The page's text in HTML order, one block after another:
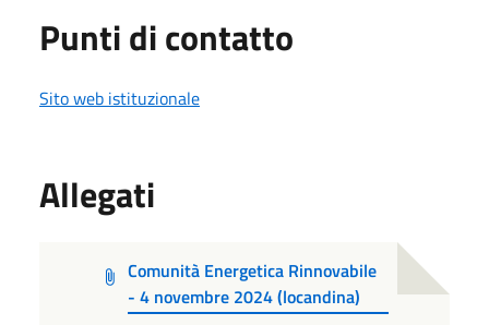
Punti di contatto
Sito web istituzionale
Allegati
Comunità Energetica Rinnovabile
- 4 novembre 2024 (locandina)